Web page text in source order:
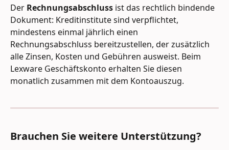
Der Rechnungsabschluss ist das rechtlich bindende
Dokument: Kreditinstitute sind verpflichtet,
mindestens einmal jährlich einen
Rechnungsabschluss bereitzustellen, der zusätzlich
alle Zinsen, Kosten und Gebühren ausweist. Beim
Lexware Geschäftskonto erhalten Sie diesen
monatlich zusammen mit dem Kontoauszug.
Brauchen Sie weitere Unterstützung?